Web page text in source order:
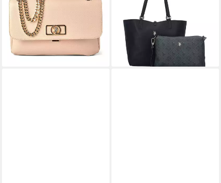
Polyurethan
ab 55,69 €
-30%
lieferbar - in 2-3 Werktagen bei dir
lieferbar - in 2-3 Werktagen bei dir